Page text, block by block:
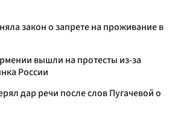
закон о запрете на проживание в
вышли на протесты из-за
России
дар речи после слов Пугачевой о